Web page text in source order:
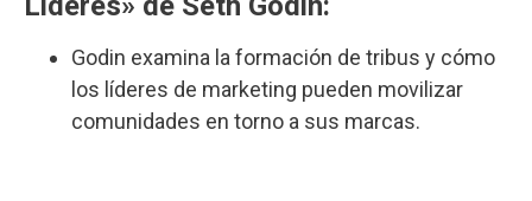
Godin examina la formación de tribus y cómo
los líderes de marketing pueden movilizar
comunidades en torno a sus marcas.